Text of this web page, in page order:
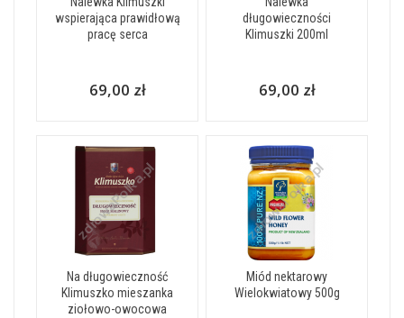
wspierająca prawidłową
pracę serca
69,00 zł
długowieczności
Klimuszki 200ml
69,00 zł
Na długowieczność
Klimuszko mieszanka
ziołowo-owocowa
Miód nektarowy
Wielokwiatowy 500g